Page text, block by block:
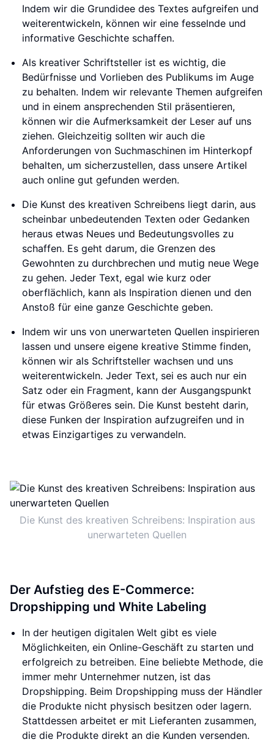
Indem wir die Grundidee des Textes aufgreifen und
weiterentwickeln, können wir eine fesselnde und
informative Geschichte schaffen.
Als kreativer Schriftsteller ist es wichtig, die
Bedürfnisse und Vorlieben des Publikums im Auge
zu behalten. Indem wir relevante Themen aufgreifen
und in einem ansprechenden Stil präsentieren,
können wir die Aufmerksamkeit der Leser auf uns
ziehen. Gleichzeitig sollten wir auch die
Anforderungen von Suchmaschinen im Hinterkopf
behalten, um sicherzustellen, dass unsere Artikel
auch online gut gefunden werden.
Die Kunst des kreativen Schreibens liegt darin, aus
scheinbar unbedeutenden Texten oder Gedanken
heraus etwas Neues und Bedeutungsvolles zu
schaffen. Es geht darum, die Grenzen des
Gewohnten zu durchbrechen und mutig neue Wege
zu gehen. Jeder Text, egal wie kurz oder
oberflächlich, kann als Inspiration dienen und den
Anstoß für eine ganze Geschichte geben.
Indem wir uns von unerwarteten Quellen inspirieren
lassen und unsere eigene kreative Stimme finden,
können wir als Schriftsteller wachsen und uns
weiterentwickeln. Jeder Text, sei es auch nur ein
Satz oder ein Fragment, kann der Ausgangspunkt
für etwas Größeres sein. Die Kunst besteht darin,
diese Funken der Inspiration aufzugreifen und in
etwas Einzigartiges zu verwandeln.
Die Kunst des kreativen Schreibens: Inspiration aus
unerwarteten Quellen
Der Aufstieg des E-Commerce:
Dropshipping und White Labeling
In der heutigen digitalen Welt gibt es viele
Möglichkeiten, ein Online-Geschäft zu starten und
erfolgreich zu betreiben. Eine beliebte Methode, die
immer mehr Unternehmer nutzen, ist das
Dropshipping. Beim Dropshipping muss der Händler
die Produkte nicht physisch besitzen oder lagern.
Stattdessen arbeitet er mit Lieferanten zusammen,
die die Produkte direkt an die Kunden versenden.